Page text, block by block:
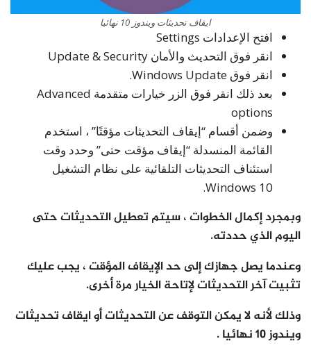
ايقاف تحديثات ويندوز 10 نهائيا
افتح الإعدادات Settings
انقر فوق التحديث والأمان Update & Security
انقر فوق Windows Update.
بعد ذلك انقر فوق الزر خيارات متقدمة Advanced
options
وضمن أقسام “إيقاف التحديثات مؤقتًا” ، استخدم
القائمة المنسدلة “إيقاف مؤقت حتى” وحدد وقت
استئناف التحديثات التلقائية على نظام التشغيل
Windows 10.
وبمجرد إكمال الخطوات ، سيتم تعطيل التحديثات حتى
اليوم الذي حددته.
وعندما يصل جهازك إلى حد الإيقاف المؤقت ، يجب عليك
تثبيت آخر التحديثات لإتاحة الخيار مرة أخرى.
وذلك لأنه لا يمكن التوقف عن التحديثات أو ايقاف تحديثات
ويندوز 10 نهائيا .